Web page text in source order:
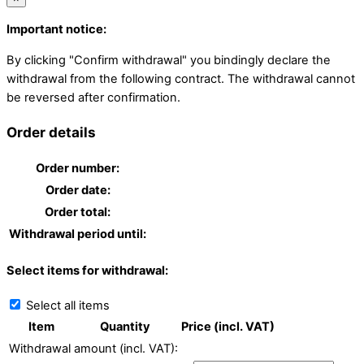
Important notice:
By clicking "Confirm withdrawal" you bindingly declare the
withdrawal from the following contract. The withdrawal cannot
be reversed after confirmation.
Order details
Order number:
Order date:
Order total:
Withdrawal period until:
Select items for withdrawal:
Select all items
Item
Quantity
Price (incl. VAT)
Withdrawal amount (incl. VAT):